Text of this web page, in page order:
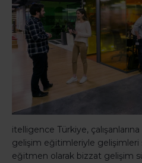
itelligence Türkiye,
gelişim eğitimleriyle
eğitmen olarak bizzat gelişim